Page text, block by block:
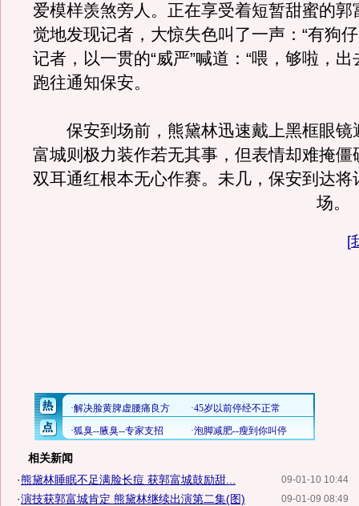
爱模样羡煞旁人。正在享受着短暂甜蜜的郭
觉地发现记者，大惊失色叫了一声：“有狗
记者，以一贯的“威严”喊道：“喂，够啦，出
跑往通知保安。
保安到场前，熊黛林迅速戴上黑框眼镜
富城则极力装作若无其事，但表情却难掩僵
双耳通红根本无心作赛。未几，保安到达将
场。
[
相关新闻
09-01-10 10:44
·熊黛林睡眠不足满脸长痘 获郭富城鼓励甜...
09-01-09 08:49
·演技获郭富城肯定 熊黛林继续出演第二集(图)